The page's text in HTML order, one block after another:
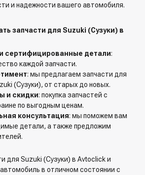
и надежности вашего автомобиля.
запчасти для Suzuki (Сузуки) в
сертифицированные детали:
каждой запчасти.
: мы предлагаем запчасти для
(Сузуки), от старых до новых.
и скидки: покупка запчастей с
по выгодным ценам.
консультация: мы поможем вам
детали, а также предложим
для Suzuki (Сузуки) в Avtoclick и
в отличном состоянии с